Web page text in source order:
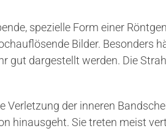
spezielle Form einer
Bilder. Besonders
gut dargestellt werden. Die
Verletzung der inneren
hinausgeht. Sie treten meist